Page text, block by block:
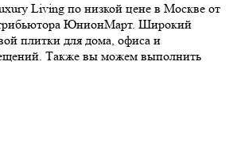
Living по низкой цене в Москве от
ЮнионМарт. Широкий
плитки для дома, офиса и
Также вы можем выполнить